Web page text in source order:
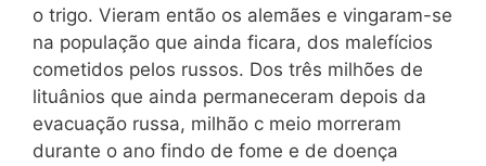
o trigo. Vieram então os alemães e vingaram-se
na população que ainda ficara, dos malefícios
cometidos pelos russos. Dos três milhões de
lituânios que ainda permaneceram depois da
evacuação russa, milhão c meio morreram
durante o ano findo de fome e de doença